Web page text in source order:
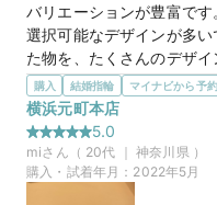
バリエーションが豊富で
選択可能なデザインが多
た物を、たくさんのデザイ
210面カットという、より
とができます。
選んだ商品を気に入った理
オリジナリティのあり、か
していました。デザインの
備えている、求めていた
購入 結婚指輪 マイナビから予約
横浜元町本店
5.0
miさん（ 20代 ｜神奈川県）
購入・試着年月： 2022年5月